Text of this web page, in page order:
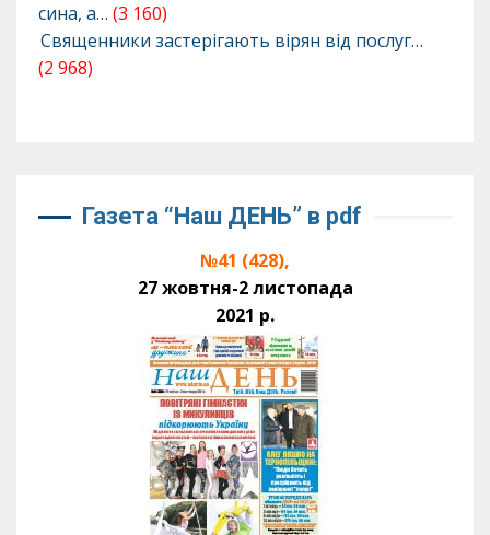
сина, а… (3 160)
Священники застерігають вірян від послуг…
(2 968)
Газета “Наш ДЕНЬ” в pdf
№41 (428),
27 жовтня-2 листопада
2021 р.